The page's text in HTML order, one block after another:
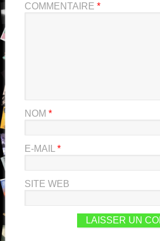
COMMENTAIRE *
NOM *
E-MAIL *
SITE WEB